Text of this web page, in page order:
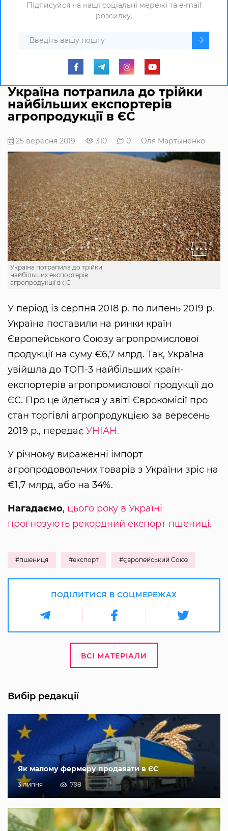
Підписуйся на наші соціальні мережі та e-mail
розсилку.
Україна потрапила до трійки
найбільших експортерів
агропродукції в ЄС
25 вересня 2019 310 0 Оля Мартыненко
Україна потрапила до трійки
найбільших експортерів
агропродукції в ЄС
У період із серпня 2018 р. по липень 2019 р.
Україна поставили на ринки країн
Європейського Союзу агропромислової
продукції на суму €6,7 млрд. Так, Україна
увійшла до ТОП-3 найбільших країн-
експортерів агропромислової продукції до
ЄС. Про це йдеться у звіті Єврокомісії про
стан торгівлі агропродукцією за вересень
2019 р., передає УНІАН.
У річному вираженні імпорт
агропродовольчих товарів з України зріс на
€1,7 млрд, або на 34%.
Нагадаємо, цього року в Україні
прогнозують рекордний експорт пшениці.
#пшениця #експорт #Європейський Союз
ПОДІЛИТИСЯ В СОЦМЕРЕЖАХ
ВСІ МАТЕРІАЛИ
Вибір редакції
Як малому фермеру продавати в ЄС
3 липня 798